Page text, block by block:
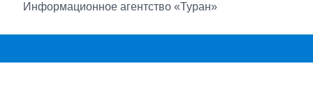
Информационное агентство «Туран»